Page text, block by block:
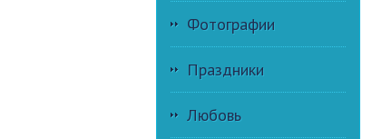
Фотографии
Праздники
Любовь